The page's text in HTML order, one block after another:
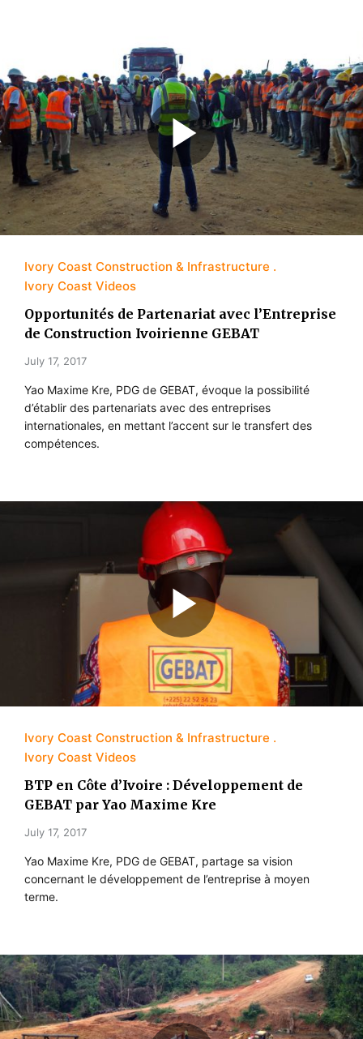
Ivory Coast Construction & Infrastructure
Ivory Coast Videos
Opportunités de Partenariat avec l’Entreprise
de Construction Ivoirienne GEBAT
July 17, 2017
Yao Maxime Kre, PDG de GEBAT, évoque la possibilité
d’établir des partenariats avec des entreprises
internationales, en mettant l’accent sur le transfert des
compétences.
Ivory Coast Construction & Infrastructure
Ivory Coast Videos
BTP en Côte d’Ivoire : Développement de
GEBAT par Yao Maxime Kre
July 17, 2017
Yao Maxime Kre, PDG de GEBAT, partage sa vision
concernant le développement de l’entreprise à moyen
terme.